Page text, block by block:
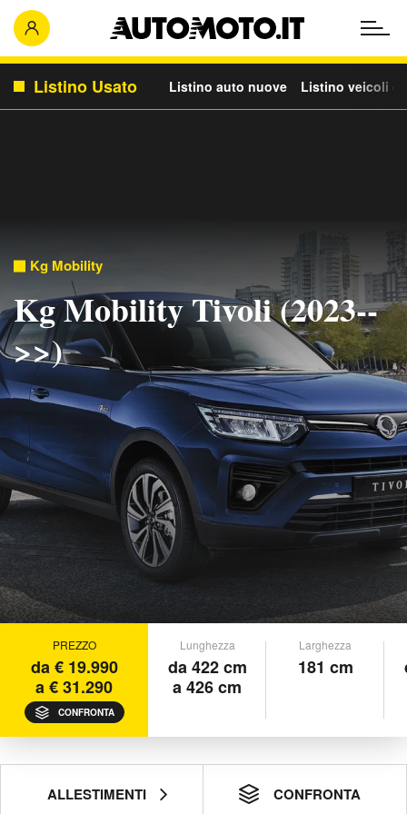
Listino Usato Listino auto nuove Listino veicoli
Kg Mobility
Kg Mobility Tivoli (2023--
>>)
PREZZO
da € 19.990
a € 31.290
CONFRONTA
Lunghezza
da 422 cm
a 426 cm
Larghezza
181 cm
ALLESTIMENTI CONFRONTA